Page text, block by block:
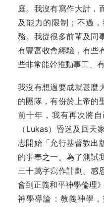
庭。我沒有寫作大計，
及能力的限制；不過
務。我從很多前輩及同
有豐富牧會經驗，有些
些非常能幹推動事工、
我沒有想過要成就甚麼
的團隊，有份於上帝的
前十年，我有再次將
（Lukas）昏迷及回天
志開始「允行基督教出
的事奉之一。為了測試
三十萬字寫作計劃。感
會到正義和平神學倫理
神學導論：教義神學